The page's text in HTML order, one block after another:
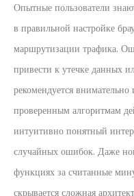
Опытные пользователи
в правильной настройке
маршрутизации трафика.
привести к утечке данных
рекомендуется
проверенным алгоритмам
интуитивно понятный
случайных ошибок. Даже
функциях за считанные
скрывается сложная